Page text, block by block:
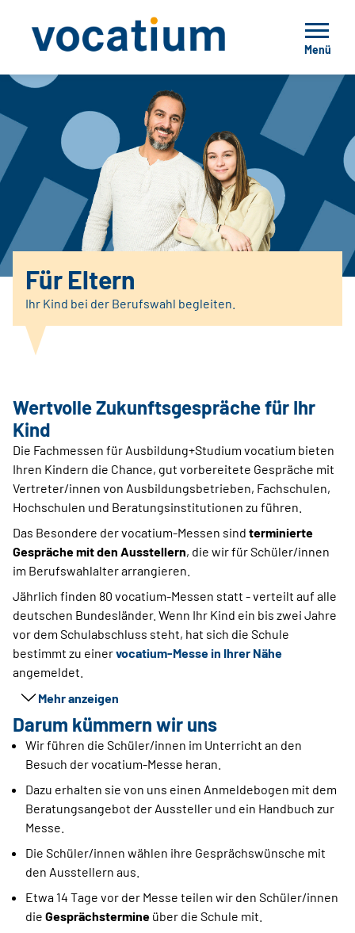
Menü
Für Eltern
Ihr Kind bei der Berufswahl begleiten.
Wertvolle Zukunftsgespräche für Ihr
Kind
Die Fachmessen für Ausbildung+Studium vocatium bieten
Ihren Kindern die Chance, gut vorbereitete Gespräche mit
Vertreter/innen von Ausbildungsbetrieben, Fachschulen,
Hochschulen und Beratungsinstitutionen zu führen.
Das Besondere der vocatium-Messen sind terminierte
Gespräche mit den Ausstellern, die wir für Schüler/innen
im Berufswahlalter arrangieren.
Jährlich finden 80 vocatium-Messen statt - verteilt auf alle
deutschen Bundesländer. Wenn Ihr Kind ein bis zwei Jahre
vor dem Schulabschluss steht, hat sich die Schule
bestimmt zu einervocatium-Messe in Ihrer Nähe
angemeldet.
Mehr anzeigen
Darum kümmern wir uns
Wir führen die Schüler/innen im Unterricht an den
Besuch der vocatium-Messe heran.
Dazu erhalten sie von uns einen Anmeldebogen mit dem
Beratungsangebot der Aussteller und ein Handbuch zur
Messe.
Die Schüler/innen wählen ihre Gesprächswünsche mit
den Ausstellern aus.
Etwa 14 Tage vor der Messe teilen wir den Schüler/innen
die Gesprächstermine über die Schule mit.